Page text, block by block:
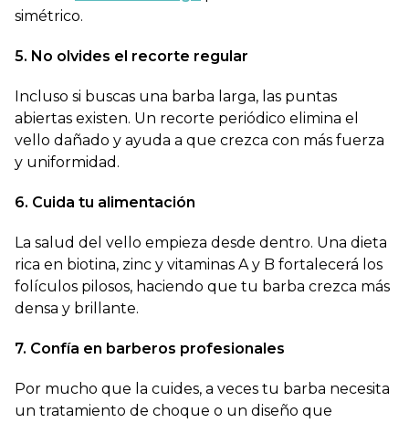
simétrico.
5. No olvides el recorte regular
Incluso si buscas una barba larga, las puntas
abiertas existen. Un recorte periódico elimina el
vello dañado y ayuda a que crezca con más fuerza
y uniformidad.
6. Cuida tu alimentación
La salud del vello empieza desde dentro. Una dieta
rica en biotina, zinc y vitaminas A y B fortalecerá los
folículos pilosos, haciendo que tu barba crezca más
densa y brillante.
7. Confía en barberos profesionales
Por mucho que la cuides, a veces tu barba necesita
un tratamiento de choque o un diseño que